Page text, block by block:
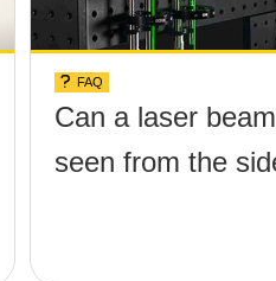
FAQ
Can a laser
seen from the